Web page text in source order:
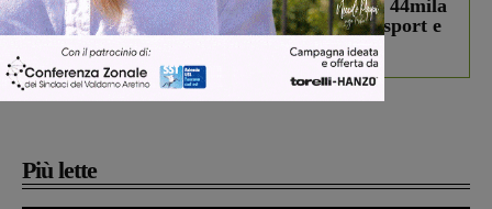
Estra Notizie agosto: Smart Cities, oltre 44mila
studenti coinvolti, torna il bando per lo sport e
debutta il podcast Estrair
Più lette